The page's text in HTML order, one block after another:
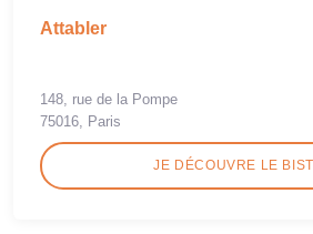
Attabler
148, rue de la Pompe
75016, Paris
JE DÉCOUVRE LE